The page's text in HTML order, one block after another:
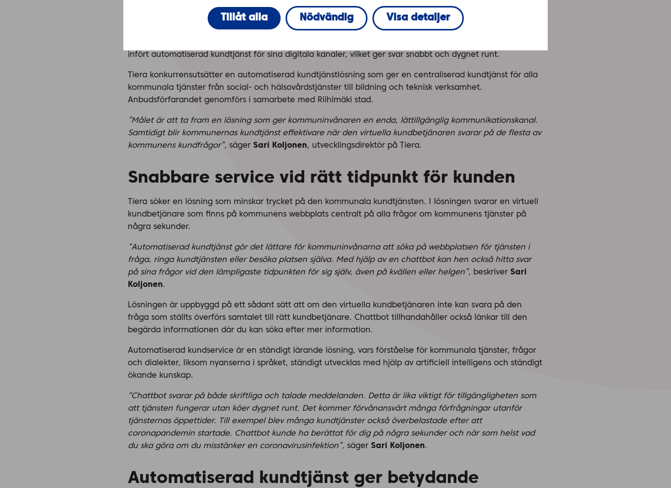
Tillåt alla Nödvändig Visa detaljer
infört automatiserad kundtjänst för sina digitala kanaler, vilket ger svar snabbt och dygnet runt.
Tiera konkurrensutsätter en automatiserad kundtjänstlösning som ger en centraliserad kundtjänst för alla
kommunala tjänster från social- och hälsovårdstjänster till bildning och teknisk verksamhet.
Anbudsförfarandet genomförs i samarbete med Riihimäki stad.
”Målet är att ta fram en lösning som ger kommuninvånaren en enda, lättillgänglig kommunikationskanal.
Samtidigt blir kommunernas kundtjänst effektivare när den virtuella kundbetjänaren svarar på de flesta av
kommunens kundfrågor”, säger Sari Koljonen, utvecklingsdirektör på Tiera.
Snabbare service vid rätt tidpunkt för kunden
Tiera söker en lösning som minskar trycket på den kommunala kundtjänsten. I lösningen svarar en virtuell
kundbetjänare som finns på kommunens webbplats centralt på alla frågor om kommunens tjänster på
några sekunder.
“Automatiserad kundtjänst gör det lättare för kommuninvånarna att söka på webbplatsen för tjänsten i
fråga, ringa kundtjänsten eller besöka platsen själva. Med hjälp av en chattbot kan hen också hitta svar
på sina frågor vid den lämpligaste tidpunkten för sig själv, även på kvällen eller helgen”, beskriver Sari
Koljonen.
Lösningen är uppbyggd på ett sådant sätt att om den virtuella kundbetjänaren inte kan svara på den
fråga som ställts överförs samtalet till rätt kundbetjänare. Chattbot tillhandahåller också länkar till den
begärda informationen där du kan söka efter mer information.
Automatiserad kundservice är en ständigt lärande lösning, vars förståelse för kommunala tjänster, frågor
och dialekter, liksom nyanserna i språket, ständigt utvecklas med hjälp av artificiell intelligens och ständigt
ökande kunskap.
“Chattbot svarar på både skriftliga och talade meddelanden. Detta är lika viktigt för tillgängligheten som
att tjänsten fungerar utan köer dygnet runt. Det kommer förvånansvärt många förfrågningar utanför
tjänsternas öppettider. Till exempel blev många kundtjänster också överbelastade efter att
coronapandemin startade. Chattbot kunde ha berättat för dig på några sekunder och när som helst vad
du ska göra om du misstänker en coronavirusinfektion”, säger Sari Koljonen.
Automatiserad kundtjänst ger betydande